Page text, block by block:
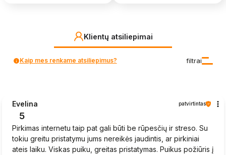
Klientų atsiliepimai
filtrai
Kaip mes renkame atsiliepimus?
Evelina patvirtintas
5
Pirkimas internetu taip pat gali būti be rūpesčių ir streso. Su
tokiu greitu pristatymu jums nereikės jaudintis, ar pirkiniai
ateis laiku. Viskas puiku, greitas pristatymas. Puikus požiūris į